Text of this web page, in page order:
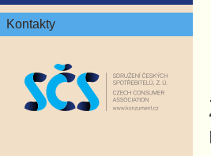
Kontakty